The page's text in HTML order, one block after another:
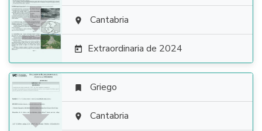
  Cantabria
 Extraordinaria de 2024

 Griego
 Cantabria